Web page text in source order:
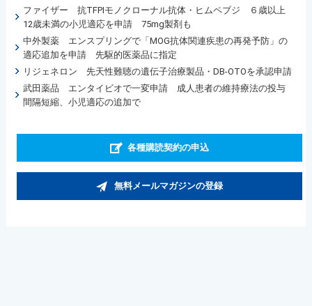
ファイザー 抗TFPIモノクローナル抗体・ヒムペブジ ６歳以上
12歳未満の小児適応を申請 75mg製剤も
中外製薬 エンスプリングで「MOG抗体関連疾患の再発予防」の
適応追加を申請 先駆的医薬品に指定
リジェネロン 先天性難聴の遺伝子治療製品・DB-OTOを承認申請
武田薬品 エンタイビオで一変申請 成人患者の維持療法の投与
間隔短縮、小児適応の追加で
各種購読契約の申込
無料メールマガジンの登録